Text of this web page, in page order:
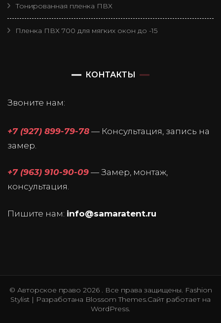
Тонированная пленка ПВХ
Пленка ПВХ 700 для мягких окон до -15
КОНТАКТЫ
Звоните нам:
+7 (927) 899-79-78 — Консультация, запись на
замер.
+7 (963) 910-90-09 — Замер, монтаж,
консультация.
Пишите нам: info@samaratent.ru
© Авторское право 2026 . Все права защищены. Fashion
Stylist | Разработана Blossom Themes .Сайт работает на
WordPress